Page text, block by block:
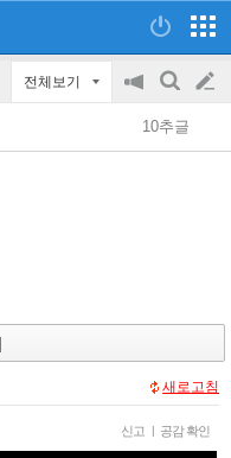
전체보기
공
지
on/off
검
색
글
쓰
10추글
새로고침
신고 | 공감 확인